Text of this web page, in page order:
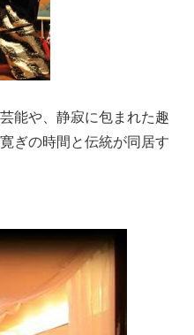
能や、静寂に包まれた趣
ぎの時間と伝統が同居す